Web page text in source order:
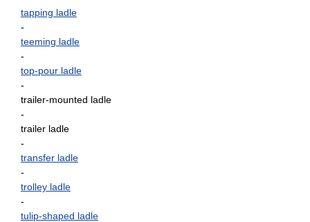
tapping ladle
-
teeming ladle
-
top-pour ladle
-
trailer-mounted ladle
-
trailer ladle
-
transfer ladle
-
trolley ladle
-
tulip-shaped ladle